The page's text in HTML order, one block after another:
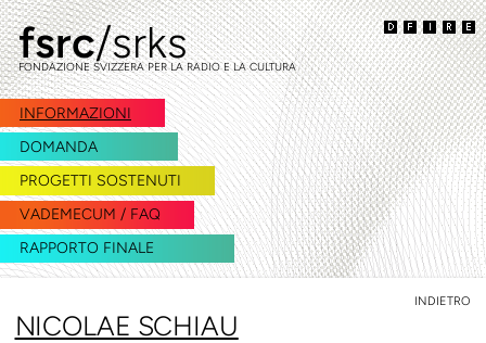
vai
alla
navigazione
vai
al
contenuto
fsrc/srks
FONDAZIONE SVIZZERA PER LA RADIO E LA CULTURA
INFORMAZIONI
DOMANDA
PROGETTI SOSTENUTI
VADEMECUM / FAQ
RAPPORTO FINALE
INDIETRO
NICOLAE SCHIAU